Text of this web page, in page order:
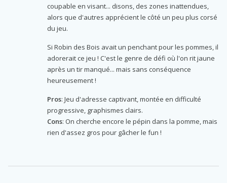
coupable en visant... disons, des zones inattendues,
alors que d'autres apprécient le côté un peu plus corsé
du jeu.
Si Robin des Bois avait un penchant pour les pommes, il
adorerait ce jeu ! C'est le genre de défi où l'on rit jaune
après un tir manqué... mais sans conséquence
heureusement !
Pros: Jeu d'adresse captivant, montée en difficulté
progressive, graphismes clairs.
Cons: On cherche encore le pépin dans la pomme, mais
rien d'assez gros pour gâcher le fun !